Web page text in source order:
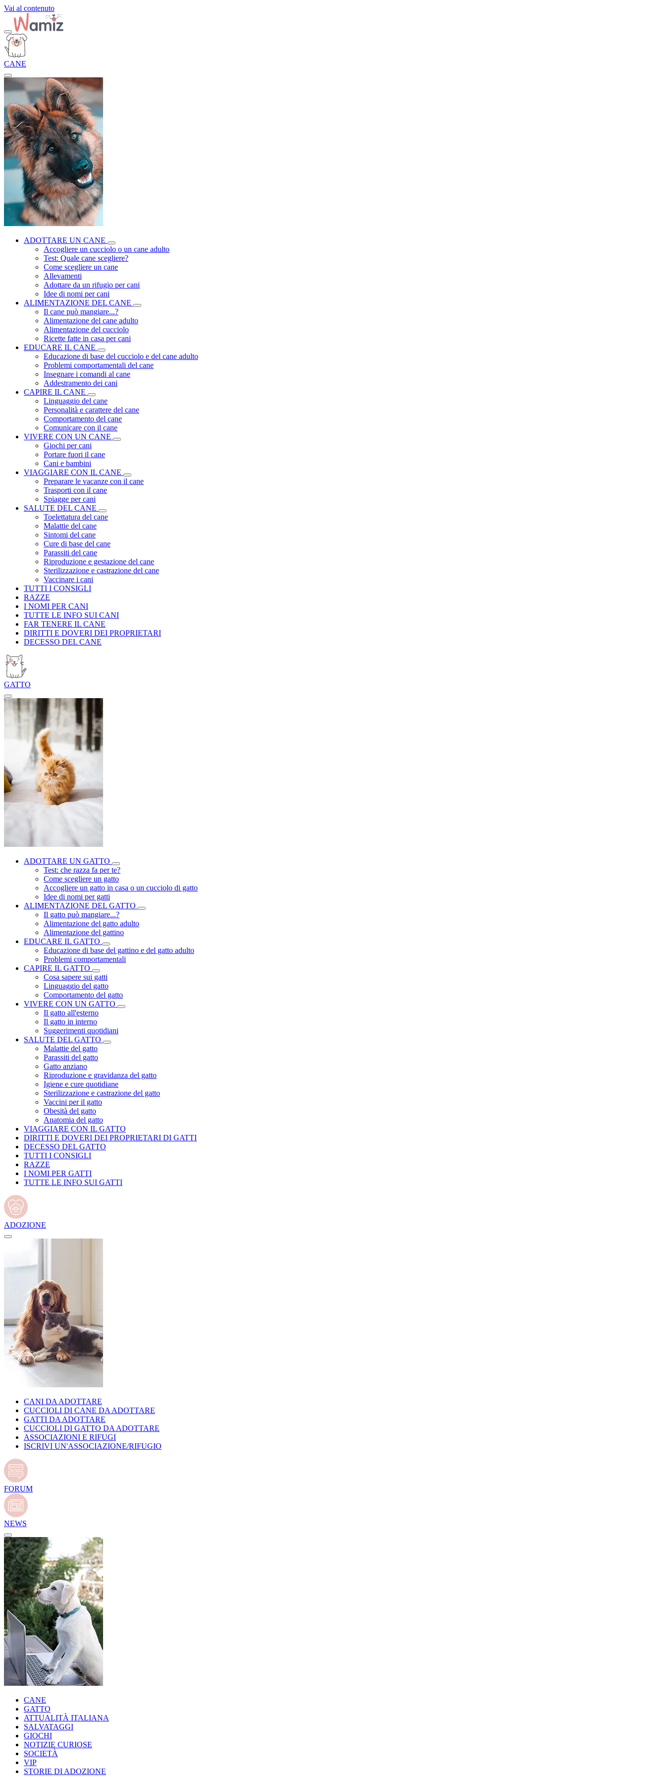
Vai al contenuto
CANE
ADOTTARE UN CANE
Accogliere un cucciolo o un cane adulto
Test: Quale cane scegliere?
Come scegliere un cane
Allevamenti
Adottare da un rifugio per cani
Idee di nomi per cani
ALIMENTAZIONE DEL CANE
Il cane può mangiare...?
Alimentazione del cane adulto
Alimentazione del cucciolo
Ricette fatte in casa per cani
EDUCARE IL CANE
Educazione di base del cucciolo e del cane adulto
Problemi comportamentali del cane
Insegnare i comandi al cane
Addestramento dei cani
CAPIRE IL CANE
Linguaggio del cane
Personalità e carattere del cane
Comportamento del cane
Comunicare con il cane
VIVERE CON UN CANE
Giochi per cani
Portare fuori il cane
Cani e bambini
VIAGGIARE CON IL CANE
Preparare le vacanze con il cane
Trasporti con il cane
Spiagge per cani
SALUTE DEL CANE
Toelettatura del cane
Malattie del cane
Sintomi del cane
Cure di base del cane
Parassiti del cane
Riproduzione e gestazione del cane
Sterilizzazione e castrazione del cane
Vaccinare i cani
TUTTI I CONSIGLI
RAZZE
I NOMI PER CANI
TUTTE LE INFO SUI CANI
FAR TENERE IL CANE
DIRITTI E DOVERI DEI PROPRIETARI
DECESSO DEL CANE
GATTO
ADOTTARE UN GATTO
Test: che razza fa per te?
Come scegliere un gatto
Accogliere un gatto in casa o un cucciolo di gatto
Idee di nomi per gatti
ALIMENTAZIONE DEL GATTO
Il gatto può mangiare...?
Alimentazione del gatto adulto
Alimentazione del gattino
EDUCARE IL GATTO
Educazione di base del gattino e del gatto adulto
Problemi comportamentali
CAPIRE IL GATTO
Cosa sapere sui gatti
Linguaggio del gatto
Comportamento del gatto
VIVERE CON UN GATTO
Il gatto all'esterno
Il gatto in interno
Suggerimenti quotidiani
SALUTE DEL GATTO
Malattie del gatto
Parassiti del gatto
Gatto anziano
Riproduzione e gravidanza del gatto
Igiene e cure quotidiane
Sterilizzazione e castrazione del gatto
Vaccini per il gatto
Obesità del gatto
Anatomia del gatto
VIAGGIARE CON IL GATTO
DIRITTI E DOVERI DEI PROPRIETARI DI GATTI
DECESSO DEL GATTO
TUTTI I CONSIGLI
RAZZE
I NOMI PER GATTI
TUTTE LE INFO SUI GATTI
ADOZIONE
CANI DA ADOTTARE
CUCCIOLI DI CANE DA ADOTTARE
GATTI DA ADOTTARE
CUCCIOLI DI GATTO DA ADOTTARE
ASSOCIAZIONI E RIFUGI
ISCRIVI UN'ASSOCIAZIONE/RIFUGIO
FORUM
NEWS
CANE
GATTO
ATTUALITÀ ITALIANA
SALVATAGGI
GIOCHI
NOTIZIE CURIOSE
SOCIETÀ
VIP
STORIE DI ADOZIONE